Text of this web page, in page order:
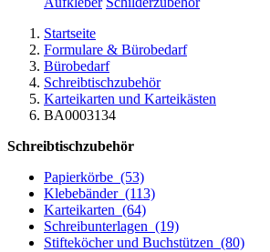
Startseite
Formulare & Bürobedarf
Bürobedarf
Schreibtischzubehör
Karteikarten und Karteikästen
BA0003134
Schreibtischzubehör
Papierkörbe (53)
Klebebänder (113)
Karteikarten (64)
Schreibunterlagen (19)
Stifteköcher und Buchstützen (80)